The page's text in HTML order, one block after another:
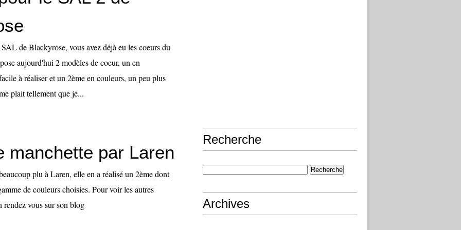
de Blackyrose, vous avez déjà eu les coeurs du
aujourd'hui 2 modèles de coeur, un en
à réaliser et un 2ème en couleurs, un peu plus
plait tellement que je...
manchette par Laren
plu à Laren, elle en a réalisé un 2ème dont
de couleurs choisies. Pour voir les autres
rendez vous sur son blog
Recherche
Archives